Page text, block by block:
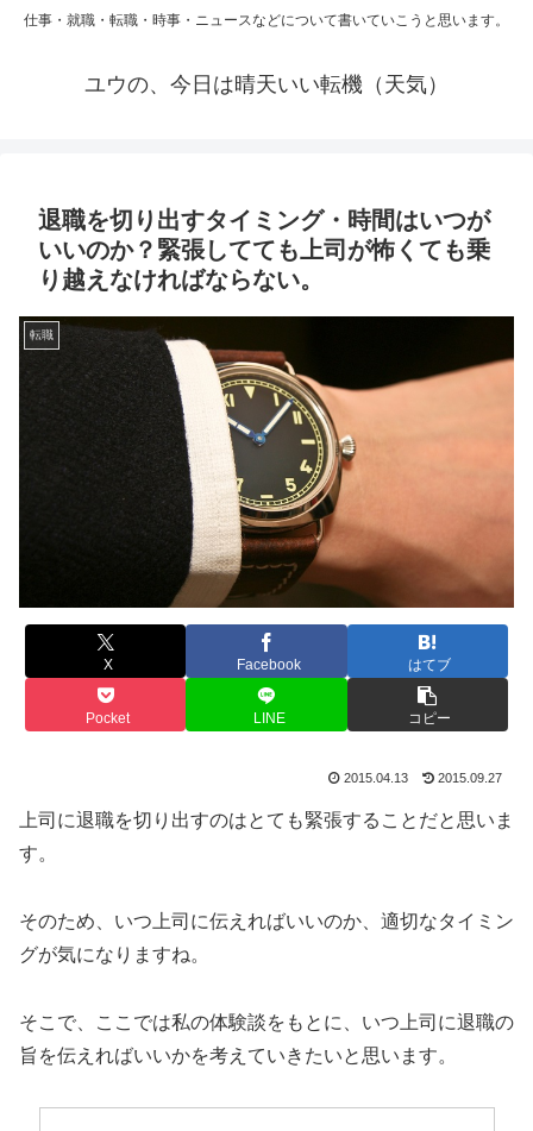
仕事・就職・転職・時事・ニュースなどについて書いていこうと思います。
ユウの、今日は晴天いい転機（天気）
退職を切り出すタイミング・時間はいつが
いいのか？緊張してても上司が怖くても乗
り越えなければならない。
転職
X Facebook はてブ
Pocket LINE コピー
2015.04.13 2015.09.27
上司に退職を切り出すのはとても緊張することだと思いま
す。
そのため、いつ上司に伝えればいいのか、適切なタイミン
グが気になりますね。
そこで、ここでは私の体験談をもとに、いつ上司に退職の
旨を伝えればいいかを考えていきたいと思います。